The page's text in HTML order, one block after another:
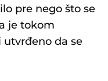
pre nego što se
je tokom
utvrđeno da se